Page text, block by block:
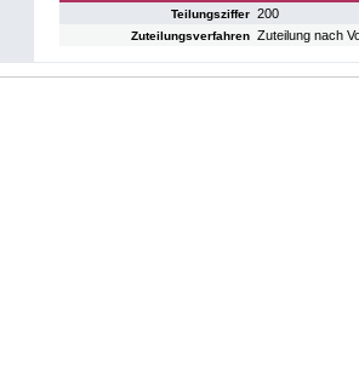
Teilungsziffer 200
Zuteilungsverfahren Zuteilung nach